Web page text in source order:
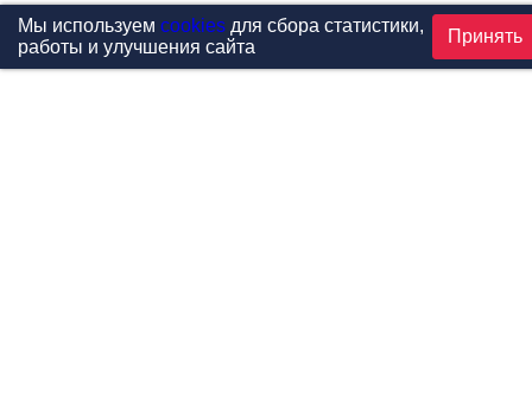
Мы используем cookiesдля сбора статистики,
работы и улучшения сайта
Принять